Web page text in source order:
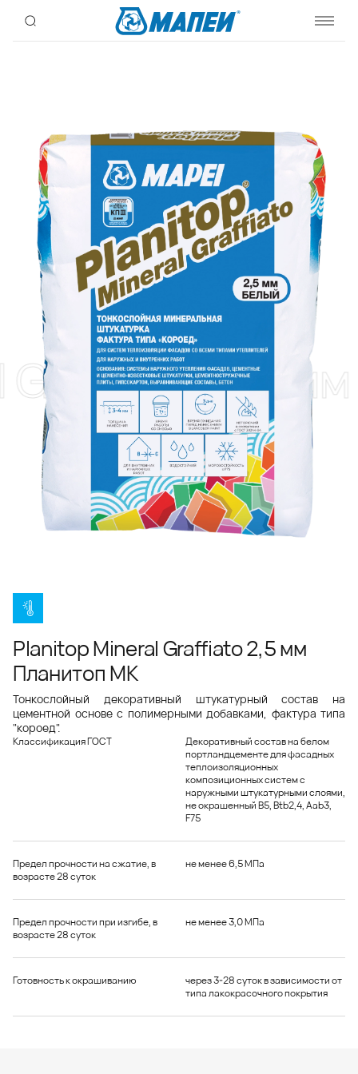
2,5 мм
Planitop Mineral Graffiato 2,5 мм
Планитоп МК
Тонкослойный декоративный штукатурный состав на
цементной основе с полимерными добавками, фактура типа
"короед".
Классификация ГОСТ
Декоративный состав на белом
портландцементе для фасадных
теплоизоляционных
композиционных систем с
наружными штукатурными слоями,
не окрашенный B5, Btb2,4, Aab3,
F75
Предел прочности на сжатие, в
возрасте 28 суток
не менее 6,5 МПа
Предел прочности при изгибе, в
возрасте 28 суток
не менее 3,0 МПа
Готовность к окрашиванию
через 3-28 суток в зависимости от
типа лакокрасочного покрытия